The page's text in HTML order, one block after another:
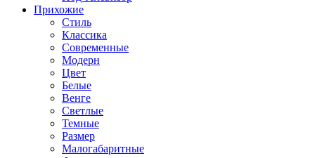
Прихожие
Стиль
Классика
Современные
Модерн
Цвет
Белые
Венге
Светлые
Темные
Размер
Малогабаритные